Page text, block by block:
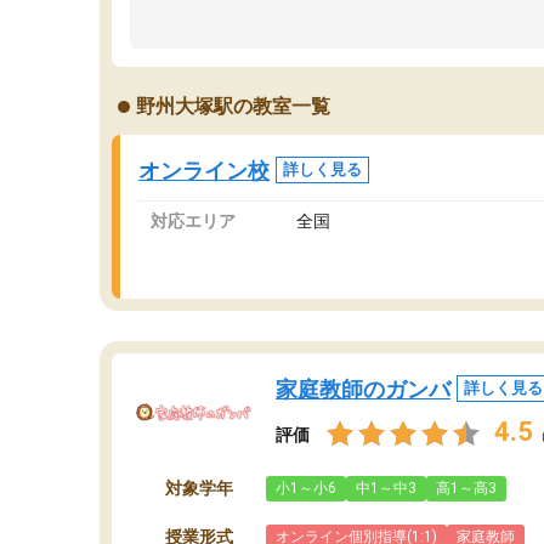
い
野州大塚駅の教室一覧
オンライン校 詳しく見る
対応エリア 全国
家庭教師のガンバ 詳しく見る
評価 4.5
対象学年 小1～小6 中1～中3 高1～高3
授業形式 オンライン個別指導(1:1) 家庭教師